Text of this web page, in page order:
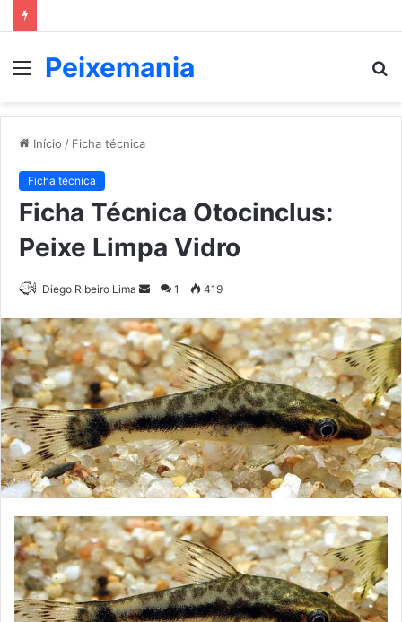
Menu
Peixemania
Início / Ficha técnica
Ficha técnica
Ficha Técnica Otocinclus:
Peixe Limpa Vidro
Diego Ribeiro Lima
Mande
e-
mail
1 419